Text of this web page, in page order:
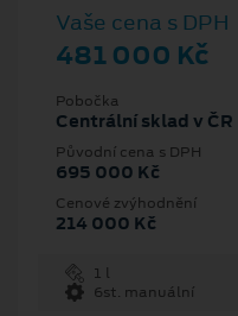
Vaše cena s DPH
481 000 Kč
Pobočka
Centrální sklad v ČR
Původní cena s DPH
695 000 Kč
Cenové zvýhodnění
214 000 Kč
1 l
6st. manuální